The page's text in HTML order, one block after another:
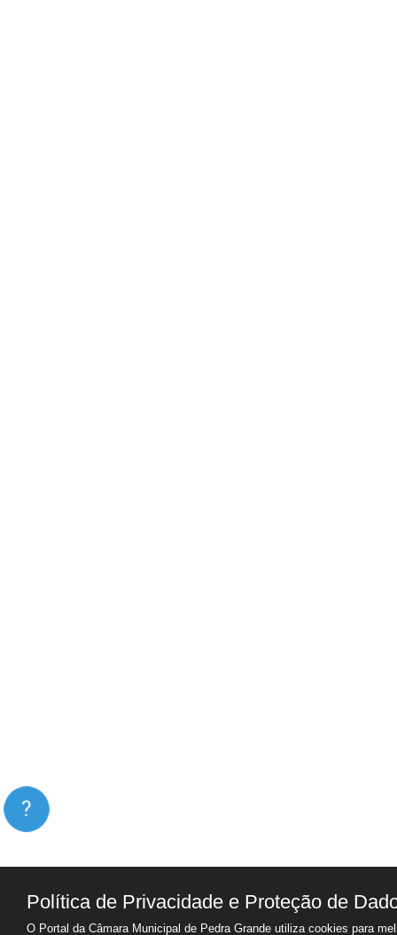
?
Política de Privacidade e Proteção de
O Portal da Câmara Municipal de Pedra Grande utiliza cookies para